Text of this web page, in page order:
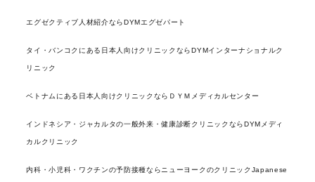
エグゼクティブ人材紹介ならDYMエグゼパート
タイ・バンコクにある日本人向けクリニックならDYMインターナショナルク
リニック
ベトナムにある日本人向けクリニックならＤＹＭメディカルセンター
インドネシア・ジャカルタの一般外来・健康診断クリニックならDYMメディ
カルクリニック
内科・小児科・ワクチンの予防接種ならニューヨークのクリニックJapanese